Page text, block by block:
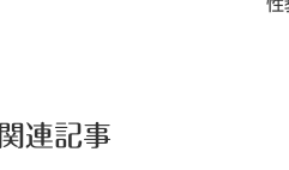
性
関連記事